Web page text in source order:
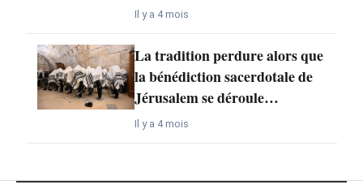
Il y a 4 mois
La tradition perdure alors que
la bénédiction sacerdotale de
Jérusalem se déroule…
Il y a 4 mois